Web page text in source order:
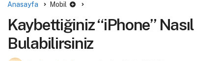
Anasayfa Mobil
Kaybettiğiniz “iPhone” Nasıl
Bulabilirsiniz